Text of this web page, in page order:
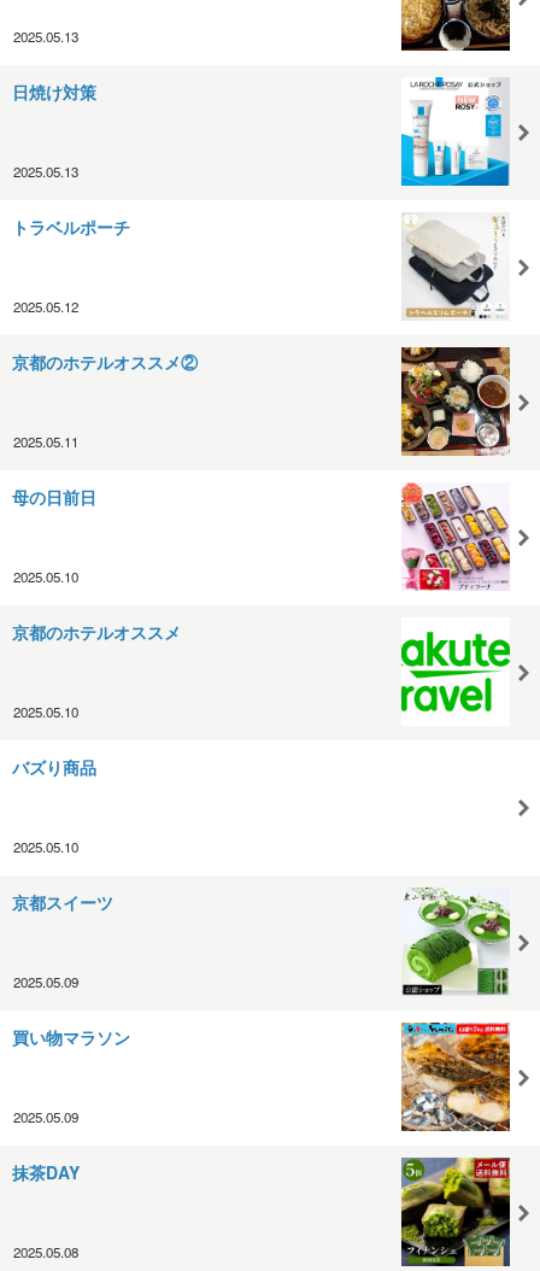
2025.05.13
日焼け対策
2025.05.13
トラベルポーチ
2025.05.12
京都のホテルオススメ②
2025.05.11
母の日前日
2025.05.10
京都のホテルオススメ
2025.05.10
バズり商品
2025.05.10
京都スイーツ
2025.05.09
買い物マラソン
2025.05.09
抹茶DAY
2025.05.08